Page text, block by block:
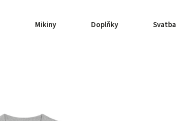
Mikiny Doplňky Svatba